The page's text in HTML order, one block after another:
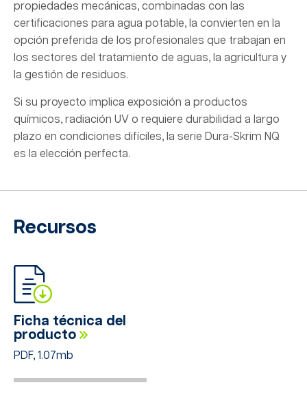
propiedades mecánicas, combinadas con las
certificaciones para agua potable, la convierten en la
opción preferida de los profesionales que trabajan en
los sectores del tratamiento de aguas, la agricultura y
la gestión de residuos.
Si su proyecto implica exposición a productos
químicos, radiación UV o requiere durabilidad a largo
plazo en condiciones difíciles, la serie Dura-Skrim NQ
es la elección perfecta.
Recursos
Ficha técnica del
producto
PDF, 1.07mb